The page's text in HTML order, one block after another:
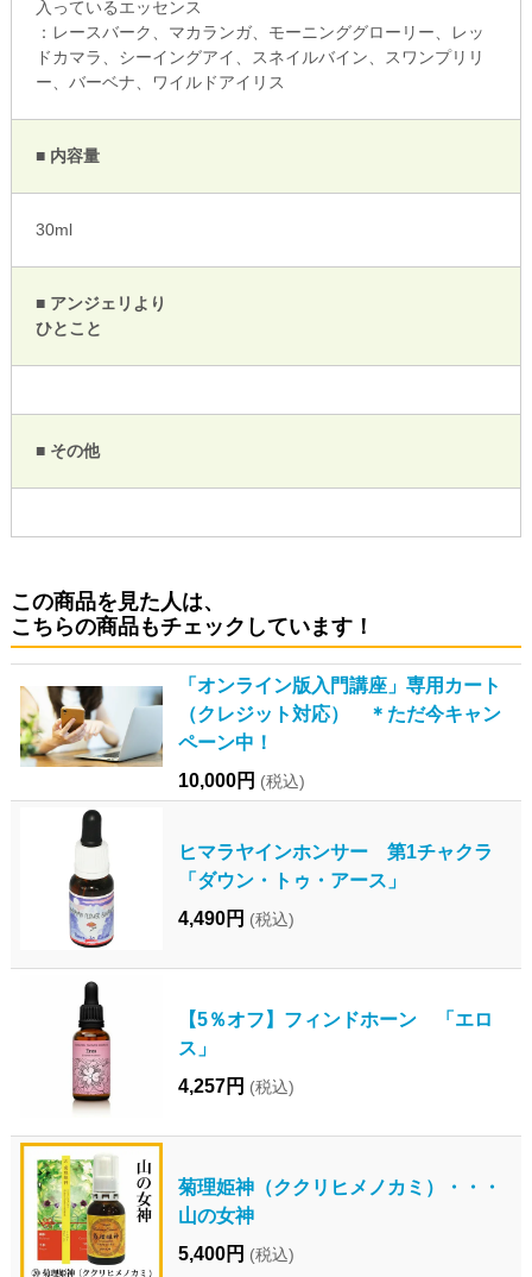
入っているエッセンス
：レースバーク、マカランガ、モーニンググローリー、レッ
ドカマラ、シーイングアイ、スネイルバイン、スワンプリリ
ー、バーベナ、ワイルドアイリス
■ 内容量
30ml
■ アンジェリより
ひとこと
■ その他
この商品を見た人は、
こちらの商品もチェックしています！
「オンライン版入門講座」専用カート
（クレジット対応） ＊ただ今キャン
ペーン中！
10,000円 (税込)
ヒマラヤインホンサー 第1チャクラ
「ダウン・トゥ・アース」
4,490円 (税込)
【5％オフ】フィンドホーン 「エロ
ス」
4,257円 (税込)
菊理姫神（ククリヒメノカミ）・・・
山の女神
5,400円 (税込)